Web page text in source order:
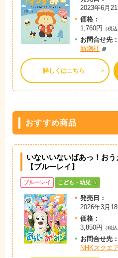
2023年6月21
価格：
1,760円
（税込
お問合せ先：
新潮社
詳しくはこちら
おすすめ商品
いないいないばあっ！おう
【ブルーレイ】
ブルーレイ こども・幼児
発売日：
2026年3月18
価格：
3,850円
（税込
お問合せ先：
NHKスクエ